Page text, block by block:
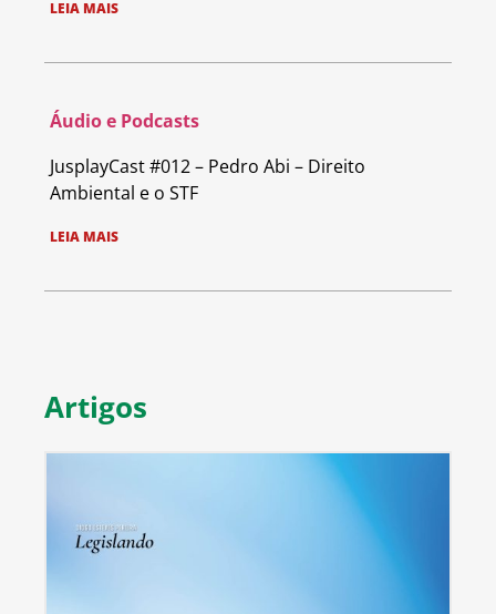
LEIA MAIS
Áudio e Podcasts
JusplayCast #012 – Pedro Abi – Direito
Ambiental e o STF
LEIA MAIS
Artigos